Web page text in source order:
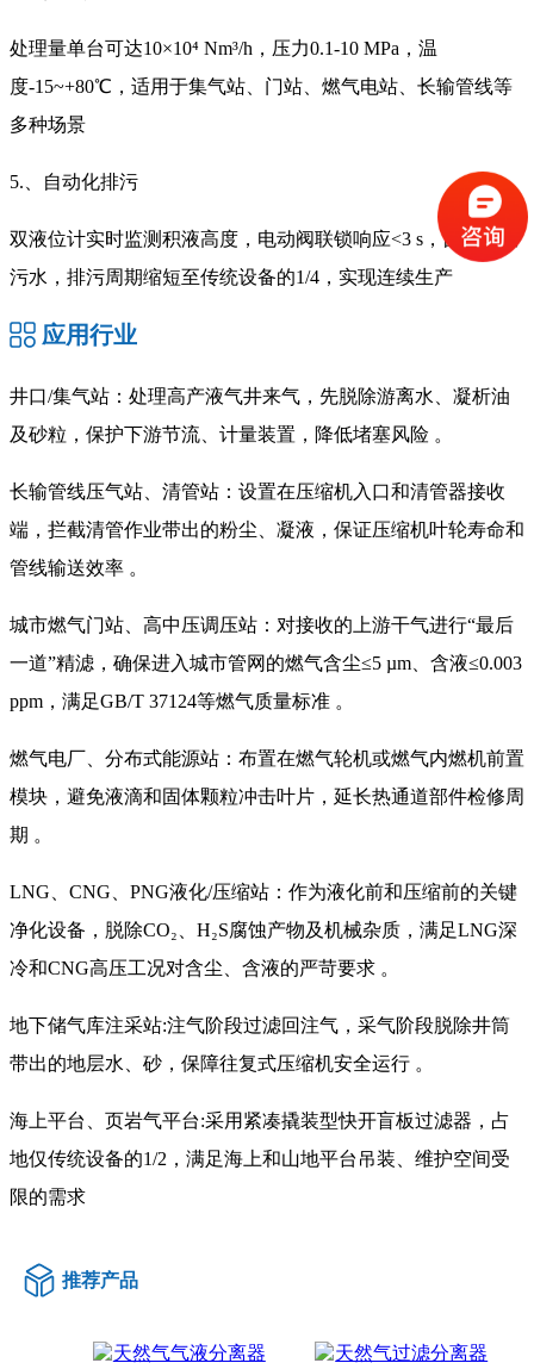
处理量单台可达10×10⁴ Nm³/h，压力0.1-10 MPa，温
度-15~+80℃，适用于集气站、门站、燃气电站、长输管线等
多种场景
5.、自动化排污
双液位计实时监测积液高度，电动阀联锁响应<3 s，自动排放
污水，排污周期缩短至传统设备的1/4，实现连续生产
应用行业
井口/集气站：处理高产液气井来气，先脱除游离水、凝析油
及砂粒，保护下游节流、计量装置，降低堵塞风险 。
长输管线压气站、清管站：设置在压缩机入口和清管器接收
端，拦截清管作业带出的粉尘、凝液，保证压缩机叶轮寿命和
管线输送效率 。
城市燃气门站、高中压调压站：对接收的上游干气进行“最后
一道”精滤，确保进入城市管网的燃气含尘≤5 µm、含液≤0.003
ppm，满足GB/T 37124等燃气质量标准 。
燃气电厂、分布式能源站：布置在燃气轮机或燃气内燃机前置
模块，避免液滴和固体颗粒冲击叶片，延长热通道部件检修周
期 。
LNG、CNG、PNG液化/压缩站：作为液化前和压缩前的关键
净化设备，脱除CO₂、H₂S腐蚀产物及机械杂质，满足LNG深
冷和CNG高压工况对含尘、含液的严苛要求 。
地下储气库注采站:注气阶段过滤回注气，采气阶段脱除井筒
带出的地层水、砂，保障往复式压缩机安全运行 。
海上平台、页岩气平台:采用紧凑撬装型快开盲板过滤器，占
地仅传统设备的1/2，满足海上和山地平台吊装、维护空间受
限的需求
推荐产品